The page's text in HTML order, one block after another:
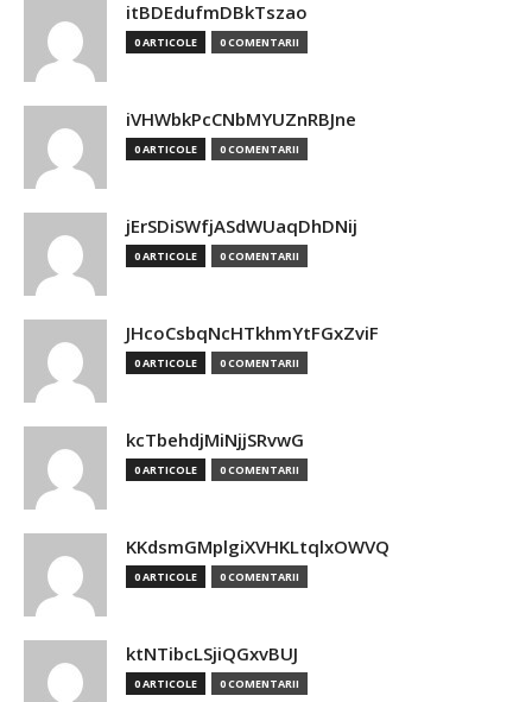
itBDEdufmDBkTszao
0 ARTICOLE 0 COMENTARII
iVHWbkPcCNbMYUZnRBJne
0 ARTICOLE 0 COMENTARII
jErSDiSWfjASdWUaqDhDNij
0 ARTICOLE 0 COMENTARII
JHcoCsbqNcHTkhmYtFGxZviF
0 ARTICOLE 0 COMENTARII
kcTbehdjMiNjjSRvwG
0 ARTICOLE 0 COMENTARII
KKdsmGMplgiXVHKLtqlxOWVQ
0 ARTICOLE 0 COMENTARII
ktNTibcLSjiQGxvBUJ
0 ARTICOLE 0 COMENTARII